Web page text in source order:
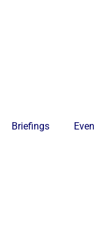
Briefings